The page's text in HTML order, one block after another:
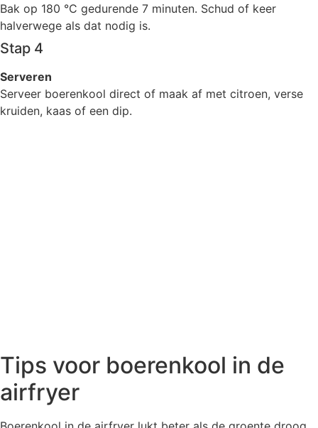
Bak op 180 °C gedurende 7 minuten. Schud of keer
halverwege als dat nodig is.
Stap 4
Serveren
Serveer boerenkool direct of maak af met citroen, verse
kruiden, kaas of een dip.
Tips voor boerenkool in de
airfryer